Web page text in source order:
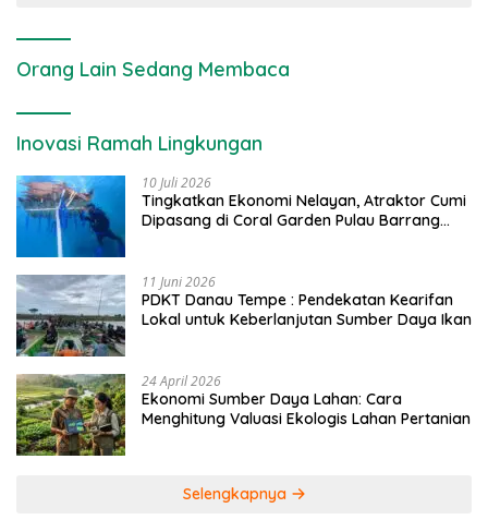
Orang Lain Sedang Membaca
Inovasi Ramah Lingkungan
10 Juli 2026
Tingkatkan Ekonomi Nelayan, Atraktor Cumi
Dipasang di Coral Garden Pulau Barrang
11 Juni 2026
PDKT Danau Tempe : Pendekatan Kearifan
Lokal untuk Keberlanjutan Sumber Daya Ikan
24 April 2026
Ekonomi Sumber Daya Lahan: Cara
Menghitung Valuasi Ekologis Lahan Pertanian
Selengkapnya